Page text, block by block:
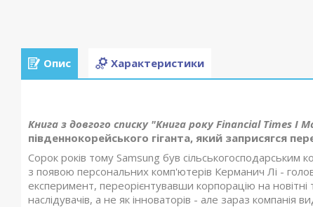
Опис Характеристики
Книга з довгого списку "Книга року Financial Times I
південнокорейського гіганта, який заприсягся
Сорок років тому Samsung був
з появою персональних комп'ютерів Керманич Лі -
експеримент, переорієнтувавши корпорацію на
наслідувачів, а не як інноваторів - але зараз